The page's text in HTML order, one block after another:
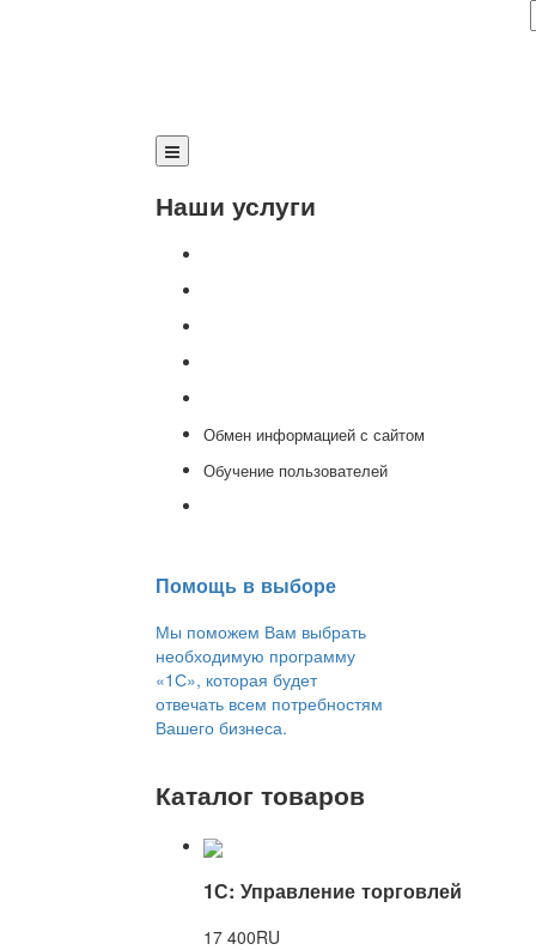
Наши услуги
Обмен информацией с сайтом
Обучение пользователей
Помощь в выборе
Мы поможем Вам выбрать
необходимую программу
«1С», которая будет
отвечать всем потребностям
Вашего бизнеса.
Каталог товаров
1С: Управление торговлей
17 400RU